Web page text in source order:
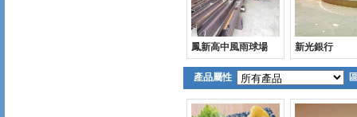
鳳新高中風雨球場 新光銀行
產品屬性